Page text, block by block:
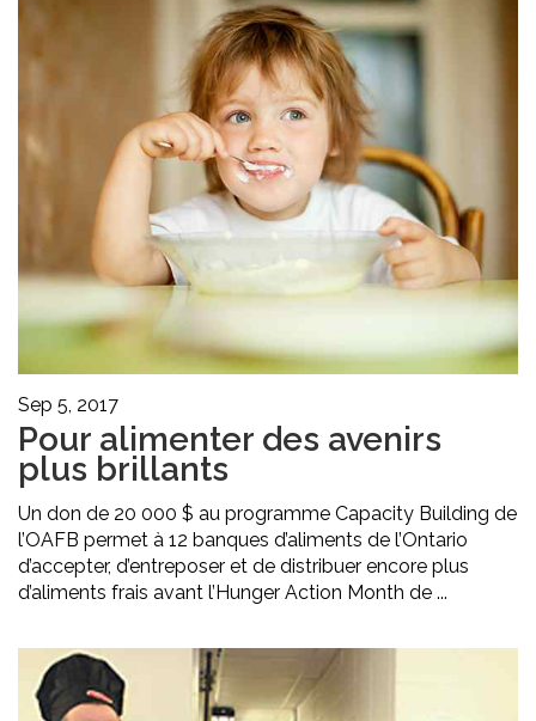
Sep 5, 2017
Pour alimenter des avenirs
plus brillants
Un don de 20 000 $ au programme Capacity Building de
l’OAFB permet à 12 banques d’aliments de l’Ontario
d’accepter, d’entreposer et de distribuer encore plus
d’aliments frais avant l’Hunger Action Month de ...